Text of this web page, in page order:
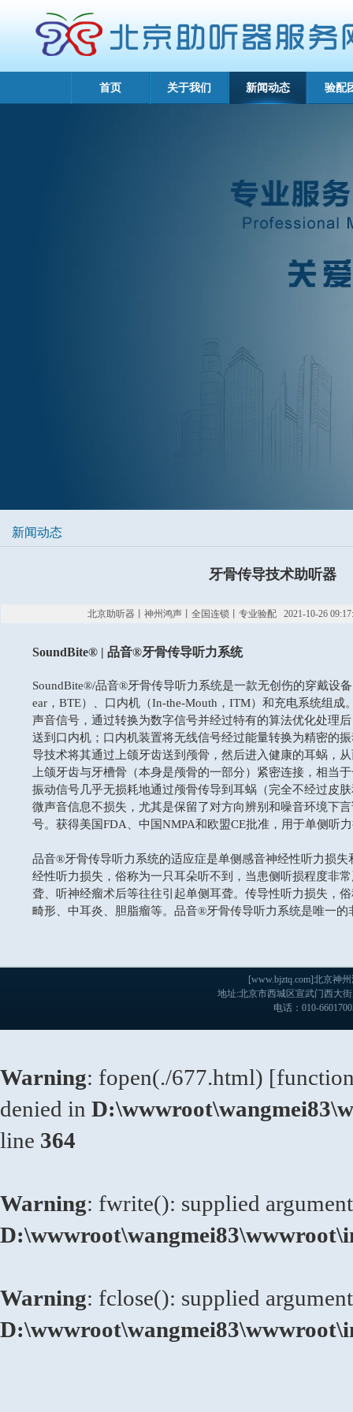
首页 关于我们 新闻动态 验配
新闻动态
牙骨传导技术助听器
北京助听器丨神州鸿声丨全国连锁丨专业验配 2021-10-26
SoundBite® | 品音®牙骨传导听力系统
SoundBite®/品音®牙骨传导听力系统是一款无创伤的穿戴设
ear，BTE）、口内机（In-the-Mouth，ITM）和充电系统组成
声音信号，通过转换为数字信号并经过特有的算法优化处理
送到口内机；口内机装置将无线信号经过能量转换为精密的振
导技术将其通过上颌牙齿送到颅骨，然后进入健康的耳蜗，
上颌牙齿与牙槽骨（本身是颅骨的一部分）紧密连接，相当
振动信号几乎无损耗地通过颅骨传导到耳蜗（完全不经过皮
微声音信息不损失，尤其是保留了对方向辨别和噪音环境下
号。获得美国FDA、中国NMPA和欧盟CE批准，用于单侧听
品音®牙骨传导听力系统的适应症是单侧感音神经性听力损
经性听力损失，俗称为一只耳朵听不到，当患侧听损程度非
聋、听神经瘤术后等往往引起单侧耳聋。传导性听力损失，
畸形、中耳炎、胆脂瘤等。品音®牙骨传导听力系统是唯一的
[www.bjztq.com]北京神
地址:北京市西城区宣武门西大
电话：010-
Warning: fopen(./677.html) [
denied in
line 364
Warning: fwrite(): supplied
Warning: fclose(): supplied